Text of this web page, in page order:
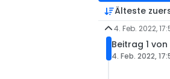
Älteste
4. Feb. 2022,
Beitrag 1 von
4. Feb. 2022,